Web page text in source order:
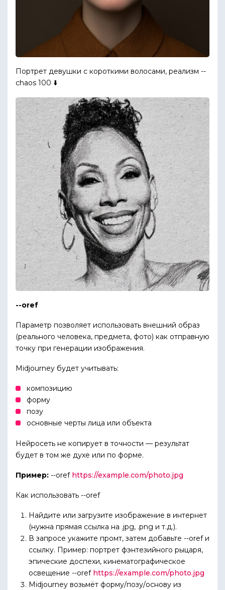
Портрет девушки с короткими волосами, реализм --
chaos 100 ⬇️
--oref
Параметр позволяет использовать внешний образ
(реального человека, предмета, фото) как отправную
точку при генерации изображения.
Midjourney будет учитывать:
композицию
форму
позу
основные черты лица или объекта
Нейросеть не копирует в точности — результат
будет в том же духе или по форме.
Пример: --oref https://example.com/photo.jpg
Как использовать --oref
Найдите или загрузите изображение в интернет
(нужна прямая ссылка на .jpg, .png и т.д.).
В запросе укажите промт, затем добавьте --oref и
ссылку. Пример: портрет фэнтезийного рыцаря,
эпические доспехи, кинематографическое
освещение --oref https://example.com/photo.jpg
Midjourney возьмёт форму/позу/основу из